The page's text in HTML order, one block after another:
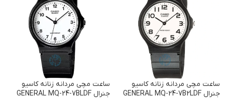
ساعت مچی مردانه زنانه کاسیو
جنرال GENERAL MQ-24-7B2LDF
ساعت مچی مردانه زنانه کاسیو
جنرال GENERAL MQ-24-7BLDF